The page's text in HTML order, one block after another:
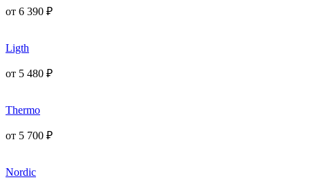
от 6 390 ₽
Ligth
от 5 480 ₽
Thermo
от 5 700 ₽
Nordic